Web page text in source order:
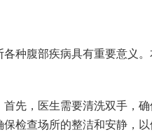
种腹部疾病具有重要意义
先，医生需要清洗双手，
检查场所的整洁和安静，